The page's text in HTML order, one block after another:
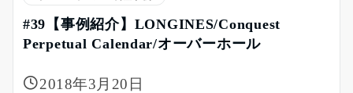
#39【事例紹介】LONGINES/Conquest
Perpetual Calendar/オーバーホール
2018年3月20日